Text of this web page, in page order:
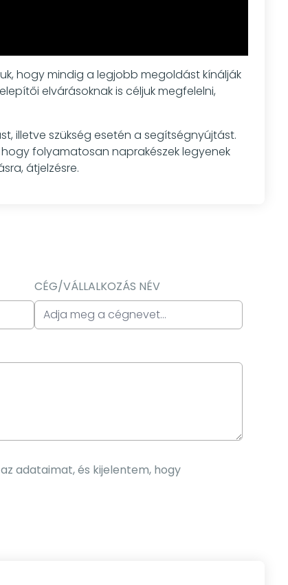
hogy mindig a legjobb megoldást kínálják
elvárásoknak is céljuk megfelelni,
illetve szükség esetén a segítségnyújtást.
folyamatosan naprakészek legyenek
átjelzésre.
CÉG/VÁLLALKOZÁS NÉV
adataimat, és kijelentem, hogy